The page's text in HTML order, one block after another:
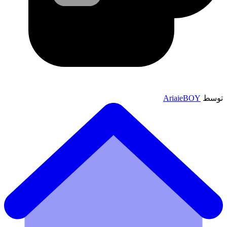
توسطAriaieBOY